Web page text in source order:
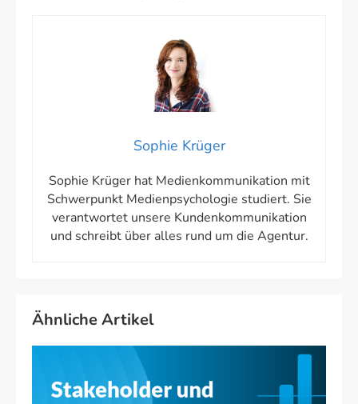
Sophie Krüger
Sophie Krüger hat Medienkommunikation mit
Schwerpunkt Medienpsychologie studiert. Sie
verantwortet unsere Kundenkommunikation
und schreibt über alles rund um die Agentur.
Ähnliche Artikel